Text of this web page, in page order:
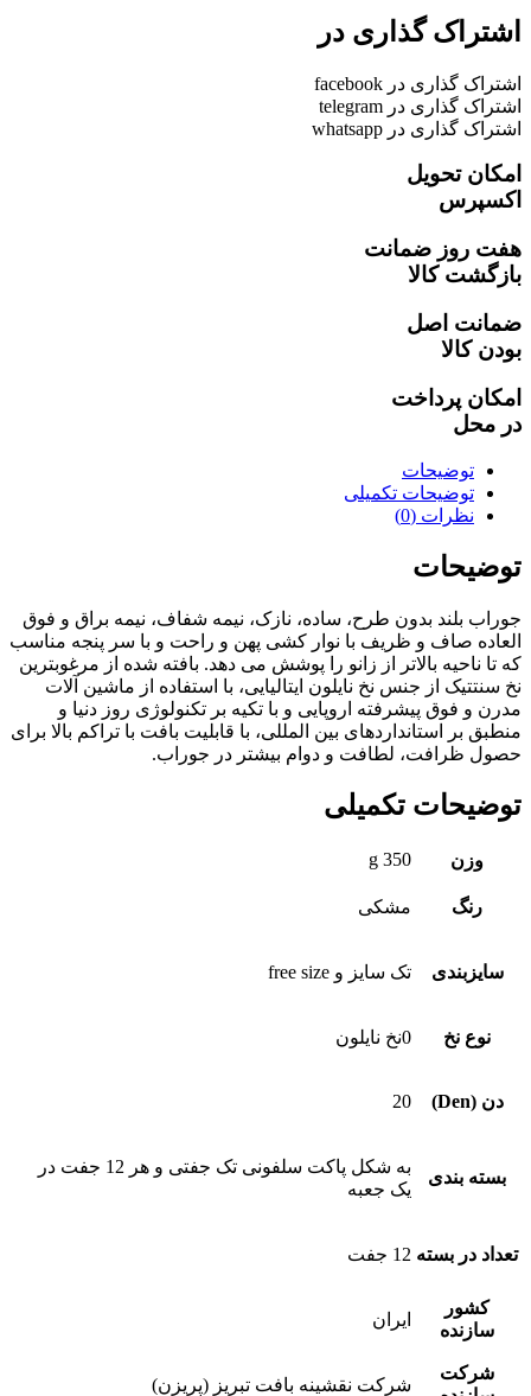
اشتراک گذاری در
اشتراک گذاری در facebook
اشتراک گذاری در telegram
اشتراک گذاری در whatsapp
امکان تحویل
اکسپرس
هفت روز ضمانت
بازگشت کالا
ضمانت اصل
بودن کالا
امکان پرداخت
در محل
توضیحات
توضیحات تکمیلی
نظرات (0)
توضیحات
جوراب بلند بدون طرح، ساده، نازک، نیمه شفاف، نیمه براق و فوق
العاده صاف و ظریف با نوار کشی پهن و راحت و با سر پنجه مناسب
که تا ناحیه بالاتر از زانو را پوشش می دهد. بافته شده از مرغوبترین
نخ سنتتیک از جنس نخ نایلون ایتالیایی، با استفاده از ماشین آلات
مدرن و فوق پیشرفته اروپایی و با تکیه بر تکنولوژی روز دنیا و
منطبق بر استانداردهای بین المللی، با قابلیت بافت با تراکم بالا برای
حصول ظرافت، لطافت و دوام بیشتر در جوراب.
توضیحات تکمیلی
وزن 350 g
رنگ مشکی
سایزبندی تک سایز و free size
نوع نخ 0نخ نایلون
دن (Den) 20
بسته بندی
به شکل پاکت سلفونی تک جفتی و هر 12 جفت در
یک جعبه
تعداد در بسته 12 جفت
کشور
سازنده
ایران
شرکت
شرکت نقشینه بافت تبریز (پریزن)